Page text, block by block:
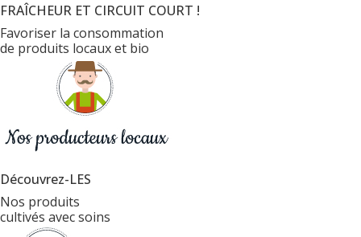
FRAÎCHEUR ET CIRCUIT COURT !
Favoriser la consommation
de produits locaux et bio
Découvrez-LES
Nos produits
cultivés avec soins